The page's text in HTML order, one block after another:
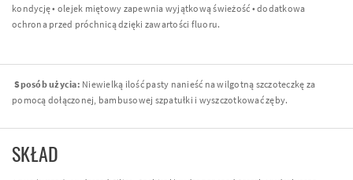
kondycję • olejek miętowy zapewnia wyjątkową świeżość • dodatkowa
ochrona przed próchnicą dzięki zawartości fluoru.
Sposób użycia: Niewielką ilość pasty nanieść na wilgotną szczoteczkę za
pomocą dołączonej, bambusowej szpatułki i wyszczotkować zęby.
SKŁAD